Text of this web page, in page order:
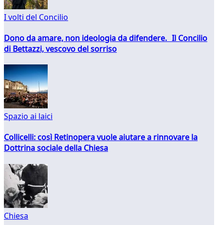
I volti del Concilio
Dono da amare, non ideologia da difendere. Il Concilio
di Bettazzi, vescovo del sorriso
Spazio ai laici
Collicelli: così Retinopera vuole aiutare a rinnovare la
Dottrina sociale della Chiesa
Chiesa